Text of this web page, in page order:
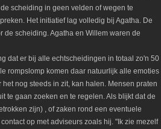
scheiding in geen velden of wegen te
Het initiatief lag volledig bij Agatha. De
scheiding. Agatha en Willem waren de
dat er bij alle echtscheidingen in totaal zo'n 50
rompslomp komen daar natuurlijk alle emoties
nog steeds in zit, kan halen. Mensen praten
te gaan zoeken en te regelen. Als blijkt dat de
zijn) , of zaken rond een eventuele
op met adviseurs zoals hij. "Ik zie mezelf